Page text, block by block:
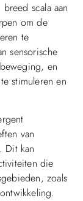
scala aan
om de
te
sensorische
en
stimuleren en
van
Dit kan
die
zoals